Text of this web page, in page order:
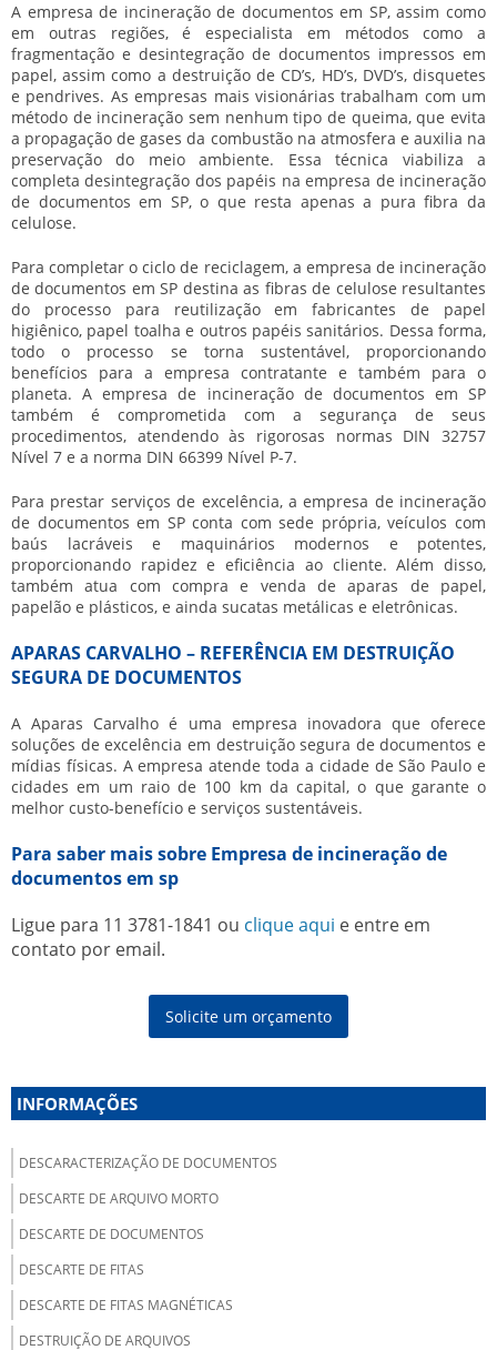
A empresa de incineração de documentos em SP, assim como
em outras regiões, é especialista em métodos como a
fragmentação e desintegração de documentos impressos em
papel, assim como a destruição de CD’s, HD’s, DVD’s, disquetes
e pendrives. As empresas mais visionárias trabalham com um
método de incineração sem nenhum tipo de queima, que evita
a propagação de gases da combustão na atmosfera e auxilia na
preservação do meio ambiente. Essa técnica viabiliza a
completa desintegração dos papéis naempresa de incineração
de documentos em SP, o que resta apenas a pura fibra da
celulose.
Para completar o ciclo de reciclagem, a empresa de incineração
de documentos em SP destina as fibras de celulose resultantes
do processo para reutilização em fabricantes de papel
higiênico, papel toalha e outros papéis sanitários. Dessa forma,
todo o processo se torna sustentável, proporcionando
benefícios para a empresa contratante e também para o
planeta. Aempresa de incineração de documentos em SP
também é comprometida com a segurança de seus
procedimentos, atendendo às rigorosas normas DIN 32757
Nível 7 e a norma DIN 66399 Nível P-7.
Para prestar serviços de excelência, aempresa de incineração
de documentos em SPconta com sede própria, veículos com
baús lacráveis e maquinários modernos e potentes,
proporcionando rapidez e eficiência ao cliente. Além disso,
também atua com compra e venda de aparas de papel,
papelão e plásticos, e ainda sucatas metálicas e eletrônicas.
APARAS CARVALHO – REFERÊNCIA EM DESTRUIÇÃO
SEGURA DE DOCUMENTOS
A Aparas Carvalho é uma empresa inovadora que oferece
soluções de excelência em destruição segura de documentos e
mídias físicas. A empresa atende toda a cidade de São Paulo e
cidades em um raio de 100 km da capital, o que garante o
melhor custo-benefício e serviços sustentáveis.
Para saber mais sobre Empresa de incineração de
documentos em sp
Ligue para 11 3781-1841 ou clique aqui e entre em
contato por email.
Solicite um orçamento
INFORMAÇÕES
DESCARACTERIZAÇÃO DE DOCUMENTOS
DESCARTE DE ARQUIVO MORTO
DESCARTE DE DOCUMENTOS
DESCARTE DE FITAS
DESCARTE DE FITAS MAGNÉTICAS
DESTRUIÇÃO DE ARQUIVOS